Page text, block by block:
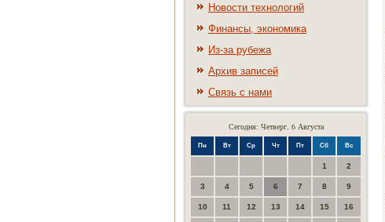
Новости технологий
Финансы, экономика
Из-за рубежа
Архив записей
Связь с нами
Сегодня: Четверг, 6 Августа
Пн Вт Ср Чт Пт Сб Вс
1 2
3 4 5 6 7 8 9
10 11 12 13 14 15 16